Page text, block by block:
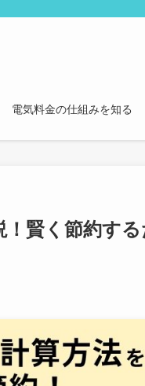
電気料金の仕組みを知る
賢く節約す